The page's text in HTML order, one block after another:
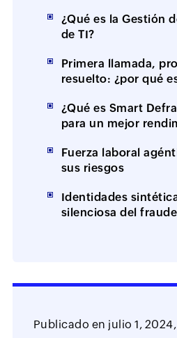
¿Qué es la Gestión
de TI?
Primera llamada,
resuelto: ¿por qué
(FCR)?
¿Qué es Smart
para un mejor
Fuerza laboral
sus riesgos
Identidades
silenciosa del
Publicado en julio 1, 2024,